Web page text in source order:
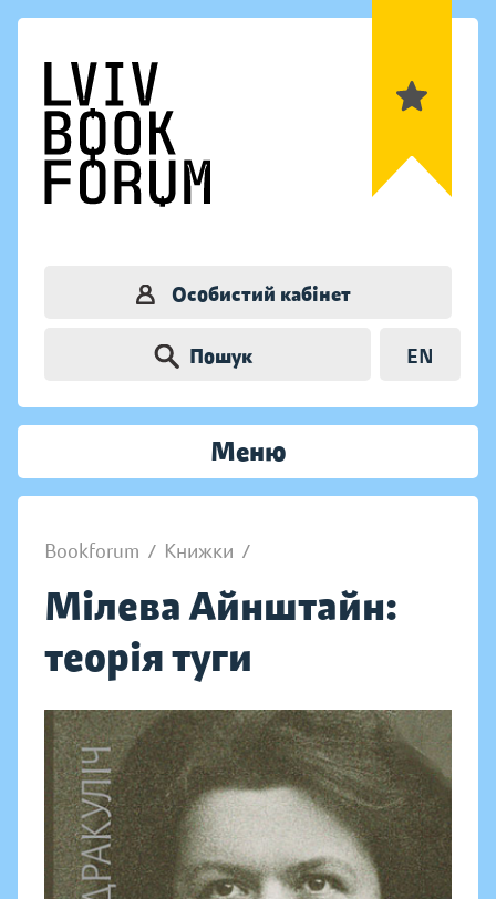
Особистий кабінет
Пошук EN
Меню
Bookforum / Книжки /
Мілева Айнштайн:
теорія туги